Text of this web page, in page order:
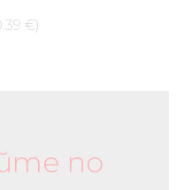
€)
по